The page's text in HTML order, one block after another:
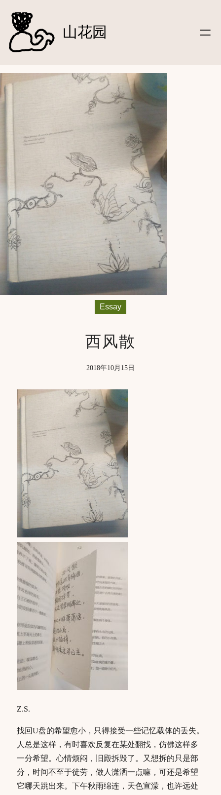
山花园|信件
|关于
|
友链
|友站动态
|
登录
Essay
西风散
2018年10月15日
Z.S.
找回U盘的希望愈小，只得接受一些记忆载体的丢失。
人总是这样，有时喜欢反复在某处翻找，仿佛这样多
一分希望。心情烦闷，旧殿拆毁了。又想拆的只是部
分，时间不至于徒劳，做人潇洒一点嘛，可还是希望
它哪天跳出来。下午秋雨绵连，天色宣濛，也许远处